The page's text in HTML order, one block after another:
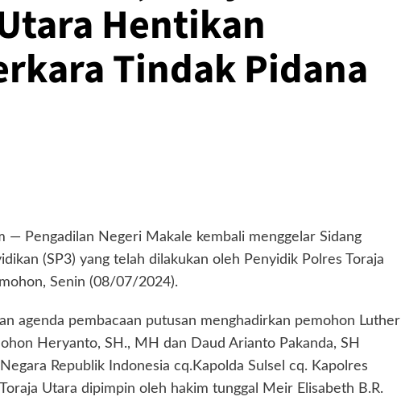
Hentikan
Tindak Pidana
Pengadilan Negeri Makale kembali menggelar Sidang
(SP3) yang telah dilakukan oleh Penyidik Polres Toraja
Senin (08/07/2024).
agenda pembacaan putusan menghadirkan pemohon Luther
Heryanto, SH., MH dan Daud Arianto Pakanda, SH
Republik Indonesia cq.Kapolda Sulsel cq. Kapolres
Utara dipimpin oleh hakim tunggal Meir Elisabeth B.R.